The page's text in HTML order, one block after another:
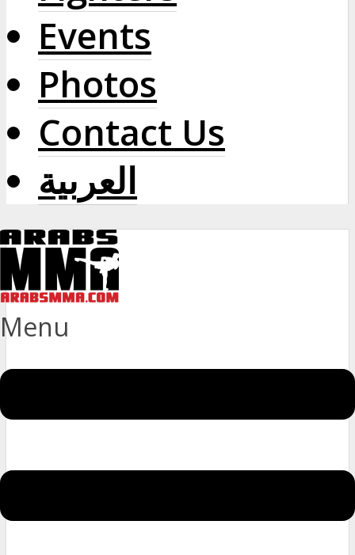
Events
Photos
Contact Us
العربية
Menu